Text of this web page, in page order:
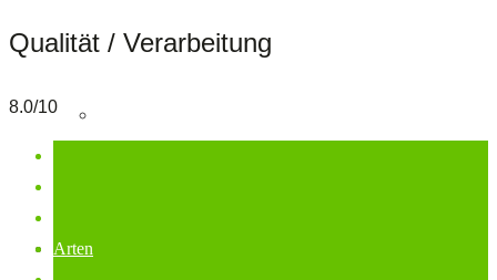
Arten
Qualität / Verarbeitung
8.0/10